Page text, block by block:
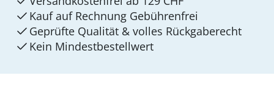
Kauf auf Rechnung Gebührenfrei
Geprüfte Qualität & volles Rückgaberecht
Kein Mindest­bestellwert